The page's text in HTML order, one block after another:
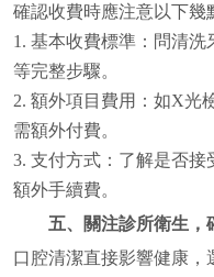
確認收費時應注意以下幾
1. 基本收費標準：問清
等完整步驟。
2. 額外項目費用：如X光
需額外付費。
3. 支付方式：了解是否
額外手續費。
五、關注診所衛生，
口腔清潔直接影響健康